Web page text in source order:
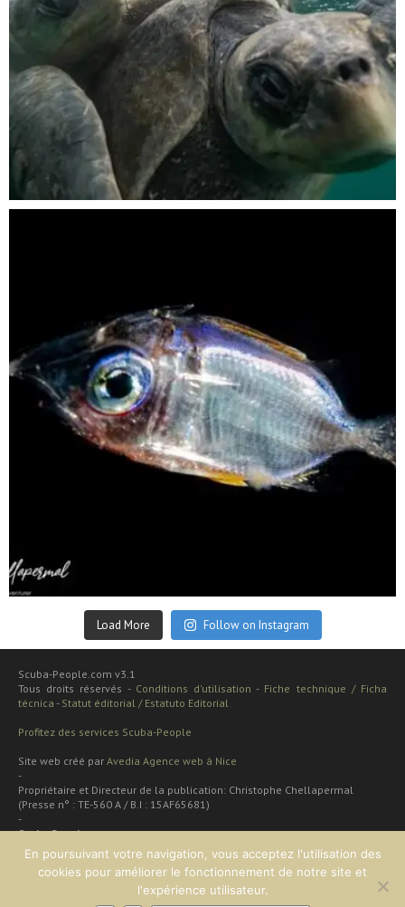
Sep 24
Load More Follow on Instagram
Scuba-People.com v3.1
Tous droits réservés - Conditions d'utilisation - Fiche technique / Ficha
técnica - Statut éditorial / Estatuto Editorial
Profitez des services Scuba-People
Site web créé par Avedia Agence web à Nice
-
Propriétaire et Directeur de la publication: Christophe Chellapermal
(Presse n° : TE-560 A / B.I : 15AF65681)
-
Scuba People
Rua cardal de são josé 48 apt
2 dt
Lisboa, PORTUGAL
En poursuivant votre navigation, vous acceptez l'utilisation des
cookies pour améliorer le fonctionnement de notre site et
l'expérience utilisateur.